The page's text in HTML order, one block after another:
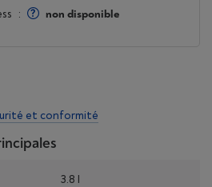
: non disponible
et conformité
3.8 l